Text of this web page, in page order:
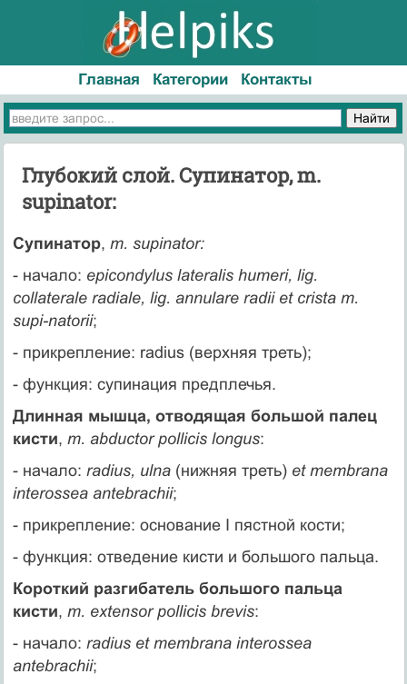
Главная Категории Контакты
Глубокий слой. Супинатор, m.
supinator:
Супинатор, m. supinator:
- начало: epicondylus lateralis humeri, lig.
collaterale radiale, lig. annulare radii et crista m.
supi-natorii;
- прикрепление: radius (верхняя треть);
- функция: супинация предплечья.
Длинная мышца, отводящая большой палец
кисти, m. abductor pollicis longus:
- начало: radius, ulna(нижняя треть) et membrana
interossea antebrachii;
- прикрепление: основание I пястной кости;
- функция: отведение кисти и большого пальца.
Короткий разгибатель большого пальца
кисти, m. extensor pollicis brevis:
- начало: radius et membrana interossea
antebrachii;